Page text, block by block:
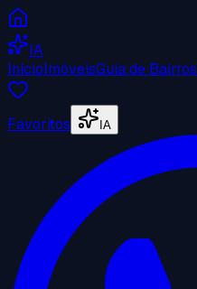
IA
InícioImóveisGuia de Bairros
Favoritos IA